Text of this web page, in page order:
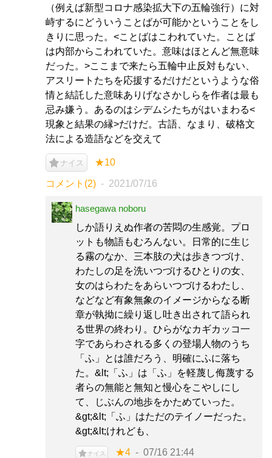
（例えば新型コロナ感染拡大下の五輪強行）に対
峙するにどういうことばが可能かということをし
きりに思った。<ことばはこわれていた。ことば
は内部からこわれていた。意味はほとんど無意味
だった。>ここまで来たら五輪中止反対もない、
アスリートたちを応援するだけだというような俗
情と結託した意味ありげなさかしらを作者は最も
忌み嫌う。あるのはシデムシたちがはいまわる<
現象と結果の縁>だけだ。古語、なまり、破格文
法による造語などを交えて
ナイス ★10
コメント(2) 2021/07/16
hasegawa noboru
しか語りえぬ作者の苦悶の生感覚。プロ
ットも物語もむろんない。日常的に生じ
る霧のなか、三本肢の犬は歩きつづけ、
わたしの足を洗いつづけるひとりの女、
女のはらわたをあらいつづけるわたし、
などなど有象無象のイメージからなる断
章が執拗に繰り返し吐き出されて語られ
る世界の終わり。ひらがなカギカッコ一
字であらわされる多くの登場人物のうち
「ふ」とは誰だろう、明確にふに落ち
た。&lt;「ふ」は「ふ」を軽蔑し侮蔑する
者らの無能と無知と慢心をこやしにし
て、じぶんの地歩をかためていった。
&gt;&lt;「ふ」はただのテイノーだった。
&gt;&lt;けれども、
ナイス ★4 07/16 21:44